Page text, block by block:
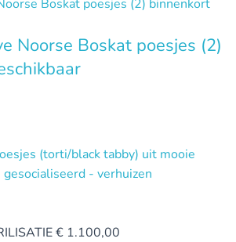
Noorse Boskat poesjes (2)
(torti/black tabby) uit mooie
- verhuizen
€ 1.100,00